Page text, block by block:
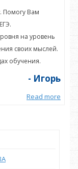
Помогу Вам
на уровень
своих мыслей.
обучения.
- Игорь
Read more